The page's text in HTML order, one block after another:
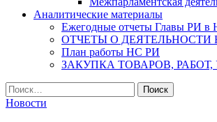
Аналитические материалы
Ежегодные отчеты Главы РИ
ОТЧЕТЫ О ДЕЯТЕЛЬНОСТИ
План работы НС РИ
ЗАКУПКА ТОВАРОВ, РАБОТ,
Найти:
Новости